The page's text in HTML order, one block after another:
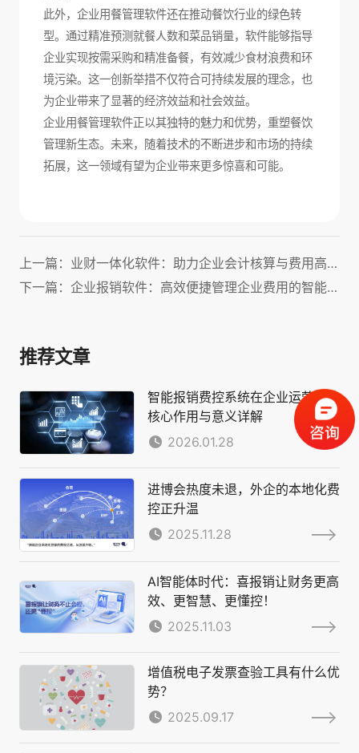
此外，企业用餐管理软件还在推动餐饮行业的绿色转
型。通过精准预测就餐人数和菜品销量，软件能够指导
企业实现按需采购和精准备餐，有效减少食材浪费和环
境污染。这一创新举措不仅符合可持续发展的理念，也
为企业带来了显著的经济效益和社会效益。
企业用餐管理软件正以其独特的魅力和优势，重塑餐饮
管理新生态。未来，随着技术的不断进步和市场的持续
拓展，这一领域有望为企业带来更多惊喜和可能。
上一篇：业财一体化软件：助力企业会计核算与费用高效管理！
下一篇：企业报销软件：高效便捷管理企业费用的智能化解决方案
推荐文章
智能报销费控系统在企业运营中的
核心作用与意义详解
2026.01.28
进博会热度未退，外企的本地化费
控正升温
2025.11.28
AI智能体时代：喜报销让财务更高
效、更智慧、更懂控！
2025.11.03
增值税电子发票查验工具有什么优
势？
2025.09.17